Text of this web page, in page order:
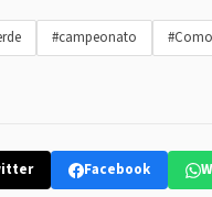
#campeonato #Como
Facebook